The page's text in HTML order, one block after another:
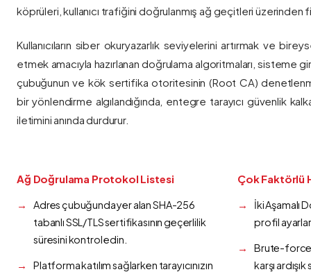
köprüleri, kullanıcı trafiğini doğrulanmış ağ geçitleri üzerinden
Kullanıcıların siber okuryazarlık seviyelerini artırmak ve
etmek amacıyla hazırlanan doğrulama algoritmaları, sisteme
çubuğunun ve kök sertifika otoritesinin (Root CA)
bir yönlendirme algılandığında, entegre tarayıcı güvenlik
iletimini anında durdurur.
Ağ Doğrulama Protokol Listesi
Adres çubuğunda yer alan SHA-256
tabanlı SSL/TLS sertifikasının geçerlilik
süresini kontrol edin.
Platforma katılım sağlarken tarayıcınızın
Çok Faktörlü
İki Aşamalı
profil
Brute-force
karşı